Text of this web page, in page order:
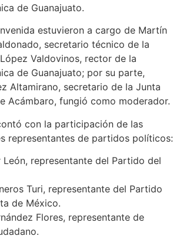
de Guanajuato.
estuvieron a cargo de Martín
secretario técnico de la
Valdovinos, rector de la
de Guanajuato; por su parte,
Altamirano, secretario de la Junta
Acámbaro, fungió como moderador.
con la participación de las
representantes de partidos políticos:
León, representante del Partido del
Turi, representante del Partido
de México.
Flores, representante de